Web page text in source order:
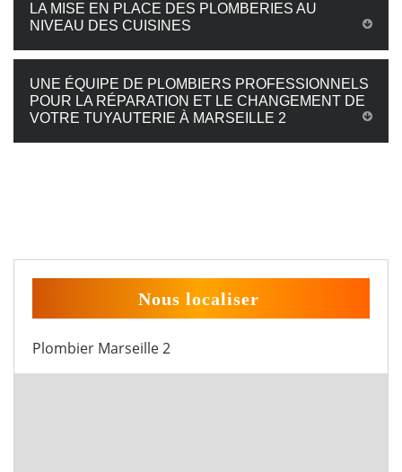
LA MISE EN PLACE DES PLOMBERIES AU
NIVEAU DES CUISINES
UNE ÉQUIPE DE PLOMBIERS PROFESSIONNELS
POUR LA RÉPARATION ET LE CHANGEMENT DE
VOTRE TUYAUTERIE À MARSEILLE 2
Nous localiser
Plombier Marseille 2